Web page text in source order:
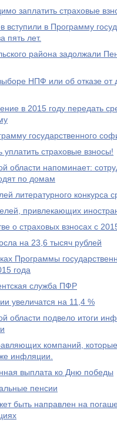
заплатить страховые
вступили в Программу
пять лет.
района задолжали
НПФ или об отказе
в 2015 году передать
государственного
страховые взносы!
области напоминает:
по домам
литературного конкурса
привлекающих
о страховых взносах с
на 23,6 тысяч рублей
Программы
года
служба ПФР
увеличатся на 11,4 %
области подвело итоги
компаний,
инфляции.
выплата ко Дню победы
пенсии
быть направлен на